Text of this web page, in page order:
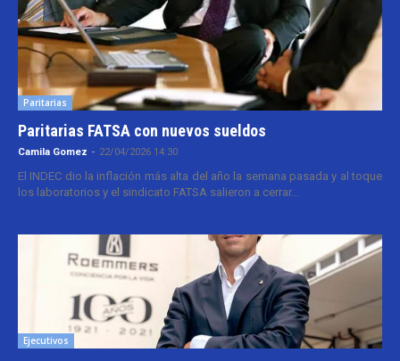
Paritarias
Paritarias FATSA con nuevos sueldos
Camila Gomez - 22/04/2026 14:30
El INDEC dio la inflación más alta del año la semana pasada y al toque
los laboratorios y el sindicato FATSA salieron a cerrar...
Ejecutivos